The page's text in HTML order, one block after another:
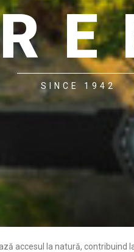
SINCE 1942
accesul la natură, contribuind